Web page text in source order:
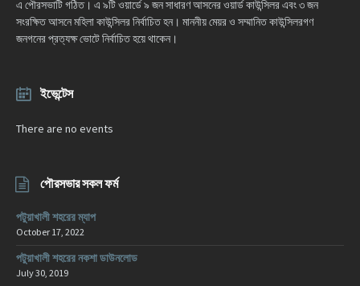
এ পৌরসভাটি গঠিত। এ ৯টি ওয়ার্ডে ৯ জন সাধারণ আসনের ওয়ার্ড কাউন্সিলর এবং ৩ জন
সংরক্ষিত আসনে মহিলা কাউন্সিলর নির্বাচিত হন। মাননীয় মেয়র ও সম্মানিত কাউন্সিলরগণ
জনগনের প্রত্যক্ষ ভোটে নির্বাচিত হয়ে থাকেন।
ইভেন্টেস
There are no events
পৌরসভার সকল ফর্ম
পটুয়াখালী শহরের ম্যাপ
October 17, 2022
পটুয়াখালী শহরের নকশা ডাউনলোড
July 30, 2019